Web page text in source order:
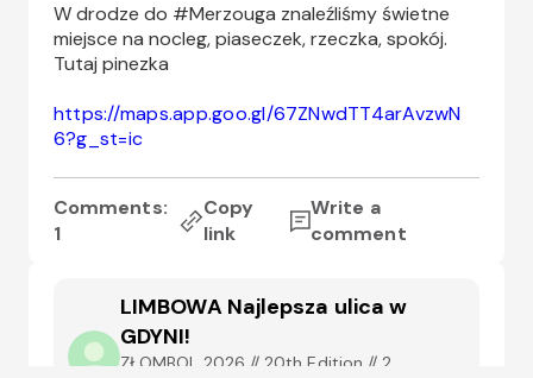
W drodze do #Merzouga znaleźliśmy świetne
miejsce na nocleg, piaseczek, rzeczka, spokój.
Tutaj pinezka
https://maps.app.goo.gl/67ZNwdTT4arAvzwN
6?g_st=ic
Comments:
1
Copy
link
Write a
comment
LIMBOWA Najlepsza ulica w
GDYNI!
ZŁOMBOL 2026 // 20th Edition // 2